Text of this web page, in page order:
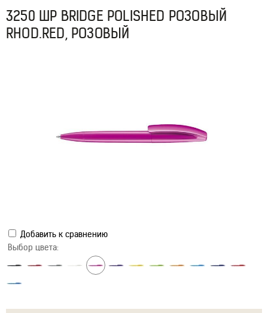
3250 ШР BRIDGE POLISHED РОЗОВЫЙ
RHOD.RED, РОЗОВЫЙ
Добавить к сравнению
Выбор цвета: